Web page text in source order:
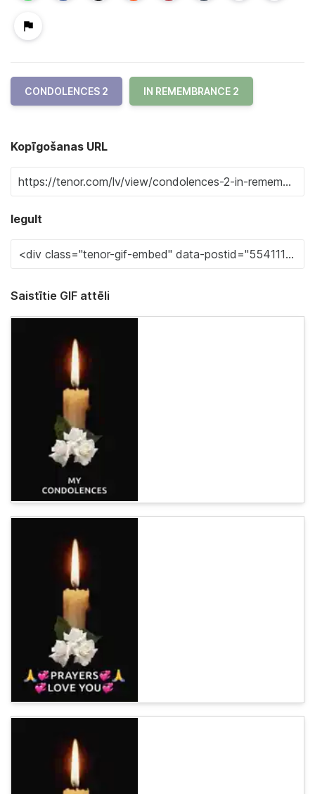
CONDOLENCES 2 IN REMEMBRANCE 2
Kopīgošanas URL
Iegult
Saistītie GIF attēli